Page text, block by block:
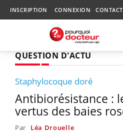
INSCRIPTION CONNEXION CONTACT
QUESTION D'ACTU
Staphylocoque doré
Antibiorésistance :
vertus des baies
Par Léa Drouelle